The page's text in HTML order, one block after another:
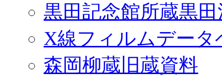
黒田記念館所蔵黒
X線フィルムデータ
森岡柳蔵旧蔵資料